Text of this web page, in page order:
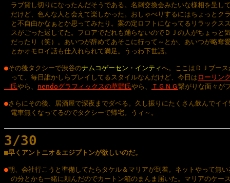
ラブ貸し切りになったんだそうである。名刺交換会みたいな様相を呈し
だけど、色んな人と会えて楽しかった。おしゃべりするにはちょっとク
と不自由かなぁとか思ってみたり。案の定ロフトになってるリラックス
スがごった返してた。フロアでだれも踊らないのでＤＪの人がちょっと
だったり（笑）。あいつが辞めてあそこに行って～とか、あいつが略奪
とかオモロイ話も仕入れられて満足。うっわ下世話。
●その後タクシーで渋谷のナムコゲーセン・インティへ。ここはＤＪブース
って、毎日誰かしらプレイしてるスタイルなんだけど、今日は ローリン
氏やら、 nendoグラフィックスの草野氏やら、 ＴＧＮＧ繋がりな面々が
●さらにその後、居酒屋で深夜までダベる。久し振りにたくさん飲んでイ
電車無くなってるのでタクシーで帰宅。うィ～。
3/30
■早くアントニオ＆エジプトンが欲しいのだ。
●朝、会社行こうと準備してたらタケル＆マリアが到着。ネットやって無い
の分とかも一緒に頼んだのでカートン箱のまんま届いた。マリアのケー